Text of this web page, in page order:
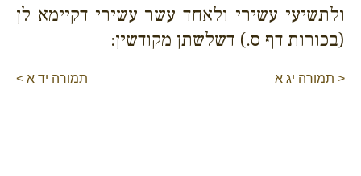
ולתשיעי עשירי ולאחד עשר עשירי דקיימא לן
(בכורות דף ס.) דשלשתן מקודשין:
< תמורה יג א תמורה יד א >